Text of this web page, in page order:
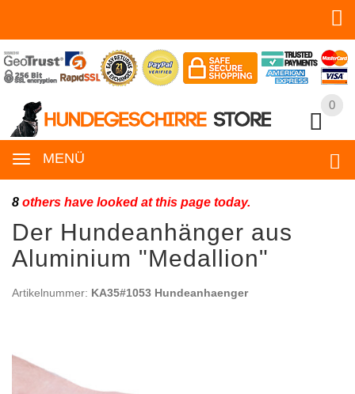
0
MENÜ
0
8 others have looked at this page today.
Der Hundeanhänger aus
Aluminium "Medallion"
Artikelnummer: KA35#1053 Hundeanhaenger